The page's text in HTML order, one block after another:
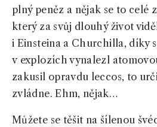
plný peněz a nějak se to celé
který za svůj dlouhý život
i Einsteina a Churchilla, díky
v explozích vynalezl
zakusil opravdu leccos, to
zvládne. Ehm, nějak…
Můžete se těšit na šílenou